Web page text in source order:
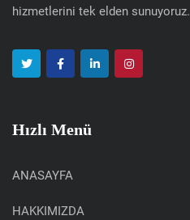
hizmetlerini tek elden sunuyoruz.
Hızlı Menü
ANASAYFA
HAKKIMIZDA